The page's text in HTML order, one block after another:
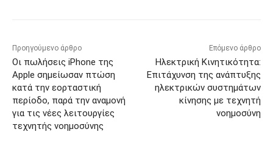
Προηγούμενο άρθρο
Οι πωλήσεις iPhone της
Apple σημείωσαν πτώση
κατά την εορταστική
περίοδο, παρά την αναμονή
για τις νέες λειτουργίες
τεχνητής νοημοσύνης
Επόμενο άρθρο
Ηλεκτρική Κινητικότητα:
Επιτάχυνση της ανάπτυξης
ηλεκτρικών συστημάτων
κίνησης με τεχνητή
νοημοσύνη